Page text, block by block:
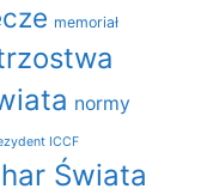
memoriał
normy
ICCF
Świata